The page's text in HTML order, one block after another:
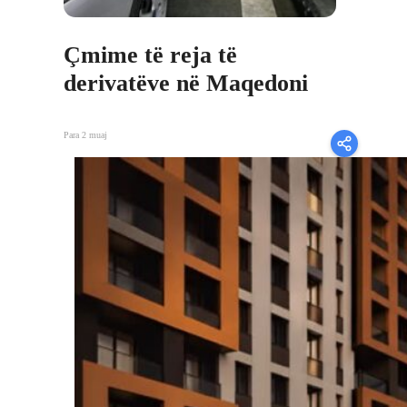
Çmime të reja të
derivatëve në Maqedoni
Para 2 muaj